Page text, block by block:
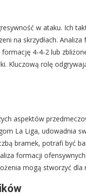
w ataku. Ich
na skrzydłach. Analiza
4-4-2 lub
Kluczową rolę
aspektów
La Liga, udowadnia
bramek, potrafi być
formacji
mogą stworzyć dla